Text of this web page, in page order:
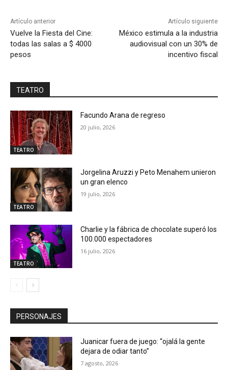
Artículo anterior
Vuelve la Fiesta del Cine:
todas las salas a $ 4000
pesos
Artículo siguiente
México estimula a la industria
audiovisual con un 30% de
incentivo fiscal
TEATRO
TEATRO
Facundo Arana de regreso
20 julio, 2026
TEATRO
Jorgelina Aruzzi y Peto Menahem unieron
un gran elenco
19 julio, 2026
TEATRO
Charlie y la fábrica de chocolate superó los
100.000 espectadores
16 julio, 2026
PERSONAJES
Juanicar fuera de juego: “ojalá la gente
dejara de odiar tanto”
7 agosto, 2026